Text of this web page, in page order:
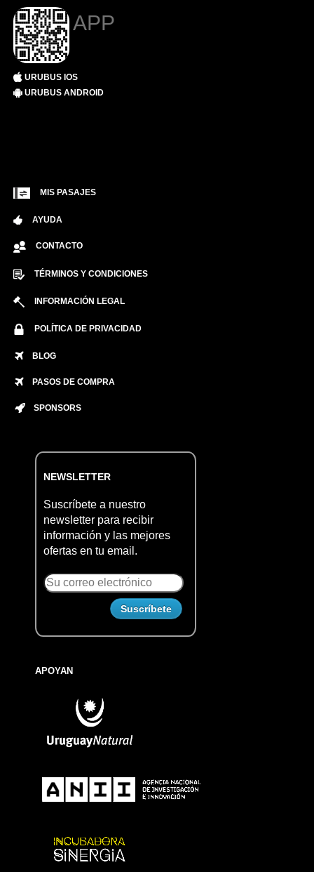
APP
URUBUS IOS
URUBUS ANDROID
MIS PASAJES
AYUDA
CONTACTO
TÉRMINOS Y CONDICIONES
INFORMACIÓN LEGAL
POLÍTICA DE PRIVACIDAD
BLOG
PASOS DE COMPRA
SPONSORS
NEWSLETTER
Suscríbete a nuestro
newsletter para recibir
información y las mejores
ofertas en tu email.
APOYAN